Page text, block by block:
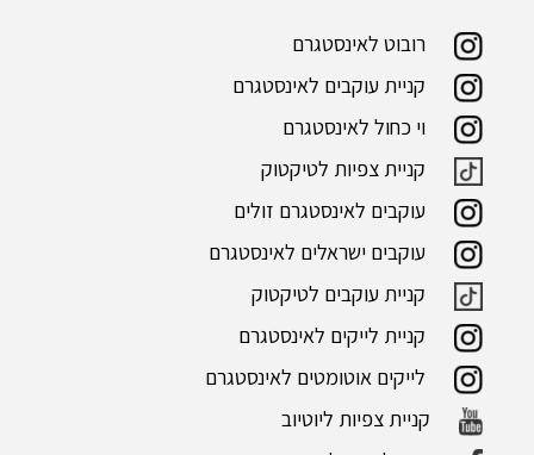
רובוט לאינסטגרם
קניית עוקבים לאינסטגרם
וי כחול לאינסטגרם
קניית צפיות לטיקטוק
עוקבים לאינסטגרם זולים
עוקבים ישראלים לאינסטגרם
קניית עוקבים לטיקטוק
קניית לייקים לאינסטגרם
לייקים אוטומטים לאינסטגרם
קניית צפיות ליוטיוב